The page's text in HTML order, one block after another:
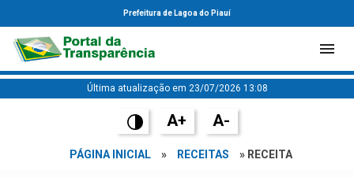
Prefeitura de Lagoa do Piauí
Última atualização em 23/07/2026 13:08
A+ A-
PÁGINA INICIAL » RECEITAS » RECEITA